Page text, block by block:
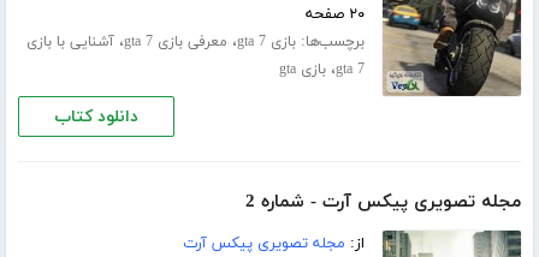
۲۰ صفحه
برچسب‌ها:بازی gta 7 ، معرفی بازی gta 7 ،آشنایی با بازی
gta 7،بازی gta
دانلود کتاب
مجله تصویری پیکس آرت - شماره 2
از: مجله تصویری پیکس آرت